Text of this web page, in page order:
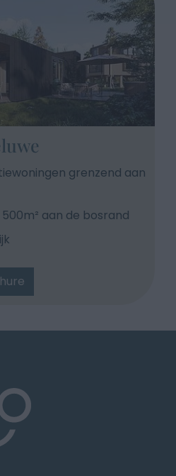
grenzend aan
aan de bosrand